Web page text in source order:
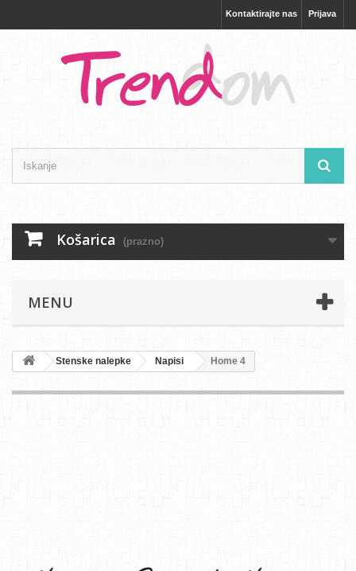
Prijava
Kontaktirajte nas
Košarica (prazno)
MENU
Stenske nalepke Napisi Home 4